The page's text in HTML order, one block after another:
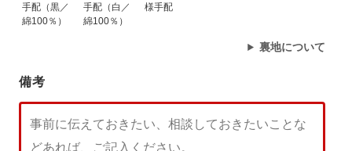
手配（黒／
綿100％）
手配（白／
綿100％）
様手配
裏地について
備考